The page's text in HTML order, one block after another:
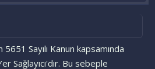
Sayılı Kanun kapsamında
Sağlayıcı'dır. Bu sebeple